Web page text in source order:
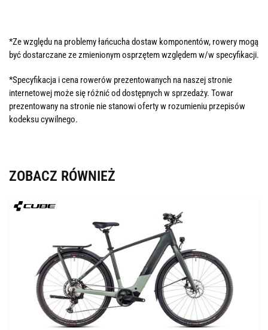
*Ze względu na problemy łańcucha dostaw komponentów, rowery mogą
być dostarczane ze zmienionym osprzętem względem w/w specyfikacji.
*Specyfikacja i cena rowerów prezentowanych na naszej stronie
internetowej może się różnić od dostępnych w sprzedaży. Towar
prezentowany na stronie nie stanowi oferty w rozumieniu przepisów
kodeksu cywilnego.
ZOBACZ RÓWNIEŻ